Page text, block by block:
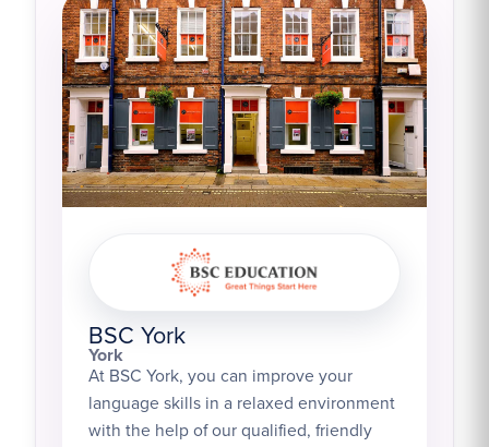
BSC York
York
At BSC York, you can improve your
language skills in a relaxed environment
with the help of our qualified, friendly